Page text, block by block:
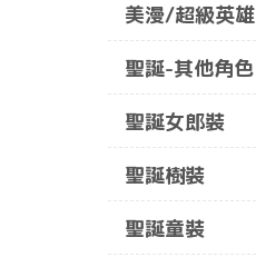
美漫/超級英雄
聖誕-其他角色
聖誕女郎裝
聖誕樹裝
聖誕童裝